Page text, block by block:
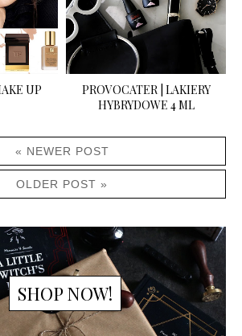
UP
PROVOCATER | LAKIERY
HYBRYDOWE 4 ML
« NEWER POST
OLDER POST »
SHOP NOW!